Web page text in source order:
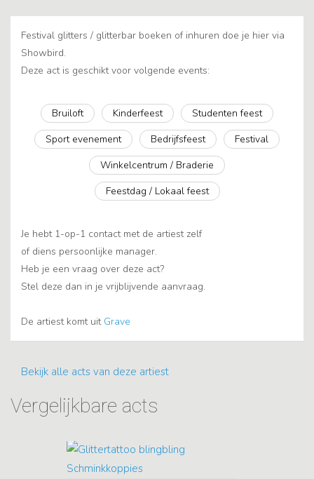
Festival glitters / glitterbar boeken of inhuren doe je hier via
Showbird.
Deze act is geschikt voor volgende events:
Bruiloft Kinderfeest
Studenten feest
Sport evenement
Bedrijfsfeest
Festival
Winkelcentrum / Braderie
Feestdag / Lokaal feest
Je hebt 1-op-1 contact met de artiest zelf
of diens persoonlijke manager.
Heb je een vraag over deze act?
Stel deze dan in je vrijblijvende aanvraag.
De artiest komt uit Grave
Bekijk alle acts van deze artiest
Vergelijkbare acts